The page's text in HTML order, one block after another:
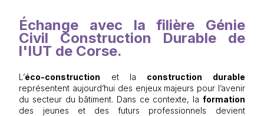
Échange avec la filière Génie
Civil Construction Durable de
l'IUT de Corse.
L’éco-construction et la construction durable
représentent aujourd’hui des enjeux majeurs pour l’avenir
du secteur du bâtiment. Dans ce contexte, la formation
des jeunes et des futurs professionnels devient